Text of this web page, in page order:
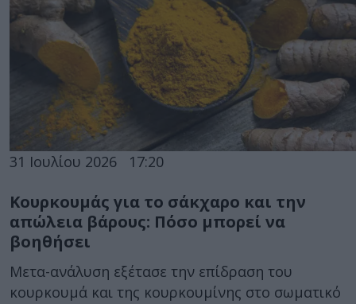
31 Ιουλίου 2026 17:20
Κουρκουμάς για το σάκχαρο και την
απώλεια βάρους: Πόσο μπορεί να
βοηθήσει
Μετα-ανάλυση εξέτασε την επίδραση του
κουρκουμά και της κουρκουμίνης στο σωματικό